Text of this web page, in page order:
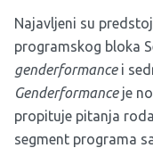
Najavljeni su
programskog bloka
genderformancei
Genderformanceje
propituje pitanja
segment programa